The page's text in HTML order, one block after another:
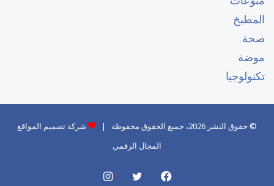
المطبخ
صحة
موضة
تكنولوجيا
© حقوق النشر 2026، جميع الحقوق محفوظة |
شركة تصميم المواقع
المجال الرقمي
فيسبوكتويتر انستقرام